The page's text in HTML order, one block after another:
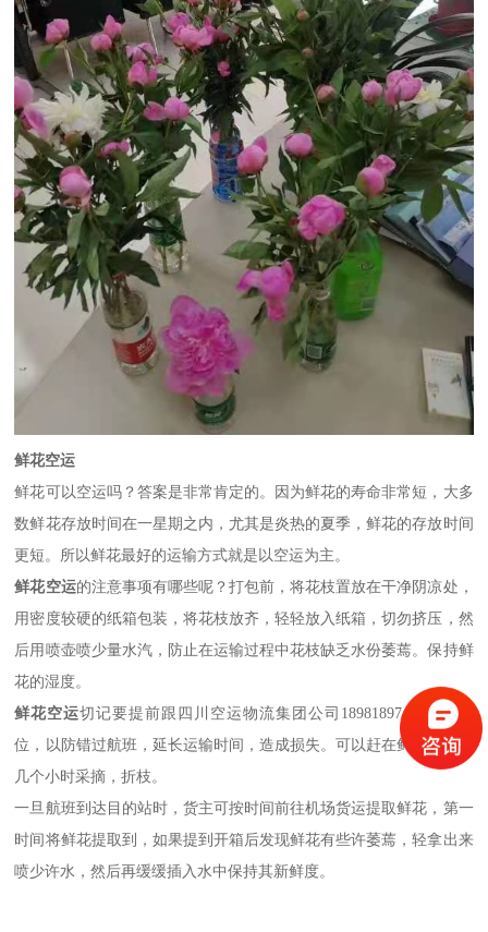
鲜花空运
鲜花可以空运吗？答案是非常肯定的。因为鲜花的寿命非常短，大多
数鲜花存放时间在一星期之内，尤其是炎热的夏季，鲜花的存放时间
更短。所以鲜花最好的运输方式就是以空运为主。
鲜花空运的注意事项有哪些呢？打包前，将花枝置放在干净阴凉处，
用密度较硬的纸箱包装，将花枝放齐，轻轻放入纸箱，切勿挤压，然
后用喷壶喷少量水汽，防止在运输过程中花枝缺乏水份萎蔫。保持鲜
花的湿度。
鲜花空运切记要提前跟四川空运物流集团公司 18981897403
预留舱
位，以防错过航班，延长运输时间，造成损失。可以赶在鲜花空运前
几个小时采摘，折枝。
一旦航班到达目的站时，货主可按时间前往机场货运提取鲜花，第一
时间将鲜花提取到，如果提到开箱后发现鲜花有些许萎蔫，轻拿出来
喷少许水，然后再缓缓插入水中保持其新鲜度。